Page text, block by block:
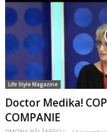
Life Style Magazine
Doctor Medika!
COMPANIE